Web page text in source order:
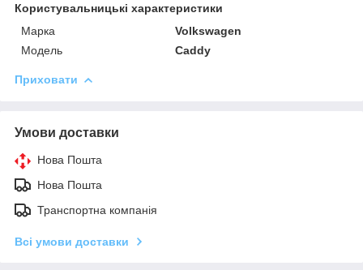
Користувальницькі характеристики
Марка
Volkswagen
Модель
Caddy
Приховати
Умови доставки
Нова Пошта
Нова Пошта
Транспортна компанія
Всі умови доставки